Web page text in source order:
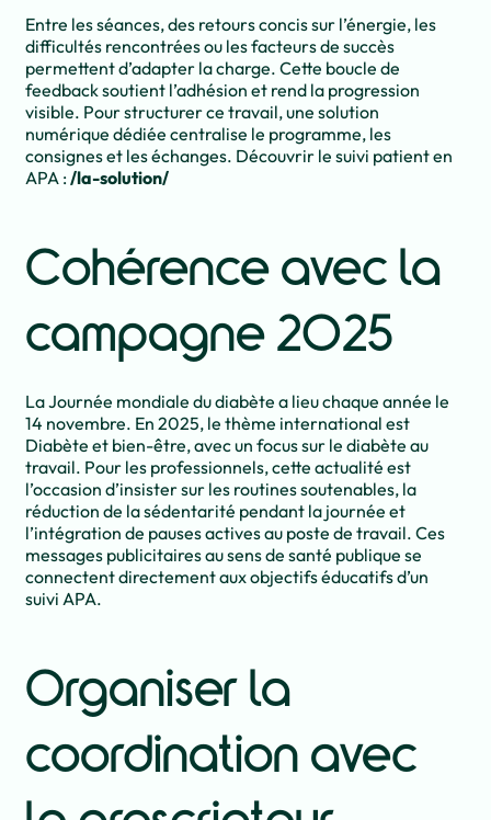
Entre les séances, des retours concis sur l’énergie, les
difficultés rencontrées ou les facteurs de succès
permettent d’adapter la charge. Cette boucle de
feedback soutient l’adhésion et rend la progression
visible. Pour structurer ce travail, une solution
numérique dédiée centralise le programme, les
consignes et les échanges. Découvrir le suivi patient en
APA :/la-solution/
Cohérence avec la
campagne 2025
La Journée mondiale du diabète a lieu chaque année le
14 novembre. En 2025, le thème international est
Diabète et bien-être, avec un focus sur le diabète au
travail. Pour les professionnels, cette actualité est
l’occasion d’insister sur les routines soutenables, la
réduction de la sédentarité pendant la journée et
l’intégration de pauses actives au poste de travail. Ces
messages publicitaires au sens de santé publique se
connectent directement aux objectifs éducatifs d’un
suivi APA.
Organiser la
coordination avec